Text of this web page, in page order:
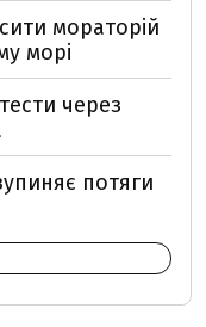
мораторій
морі
через
потяги